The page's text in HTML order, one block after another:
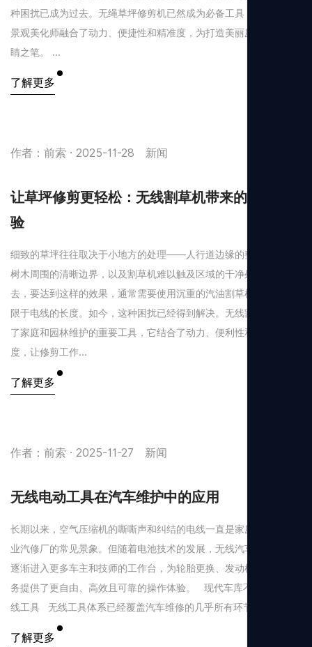
种困扰已成为过去。无绳草坪修剪机已然成为必备工具，为房主和
景观美化师融合了动力、便捷性和精准度，为打造美丽庭院画上点
睛之笔。 ...
了解更多
作者：前索 · 2025-11-28 新闻
让草坪修剪更轻松：无线割草机带来的自由体
验
细致的草坪往往取决于小地方的处理——人行道边缘的整齐线条、
树木周围的清晰边界，以及割草机难以触及区域的干净处理。过
去，要达到这样的效果，通常需要使用沉重的汽油割草机，或者受
限于电线的长度。如今，这种困扰已经得到解决。无线割草机成为
了家庭和园林维护的重要工具，它结合了动力、便利性和操作精
度，让修剪工作...
了解更多
作者：前索 · 2025-11-27 新闻
无线电动工具在汽车维护中的应用
长期以来，空气压缩机的嘶嘶声和纠结的电线一直是家庭车库和专
业汽修厂的常见景象。但随着电池技术的发展，无线汽车维护工具
逐渐进入更多车主和技师的工作台，为轮胎更换、发动机维修等任
务提供了更自由、高效且可靠的操作体验。 现代车库不可或缺的无
线工具 无线工具体系已经覆盖汽车维修的几乎所有环节，主要包...
了解更多